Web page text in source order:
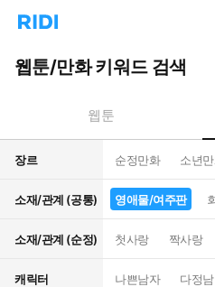
리
홈
으
턴
트
웹툰/만화 키워드 검색
웹툰
장르 순정만화 소년
소재/관계 (공통) 영애물/여주판
소재/관계 (순정) 첫사랑 짝사랑
캐릭터 나쁜남자 다정남